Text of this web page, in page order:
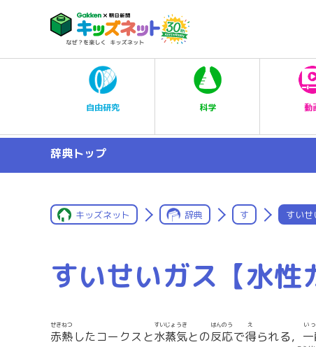
自由研究 科学 動
辞典トップ
キッズネット 辞典 す すいせ
すいせいガス【水性
赤熱
せきねつ
したコークスと水蒸気
すいじょうき
との反応
はんのう
で得
え
られる，
い